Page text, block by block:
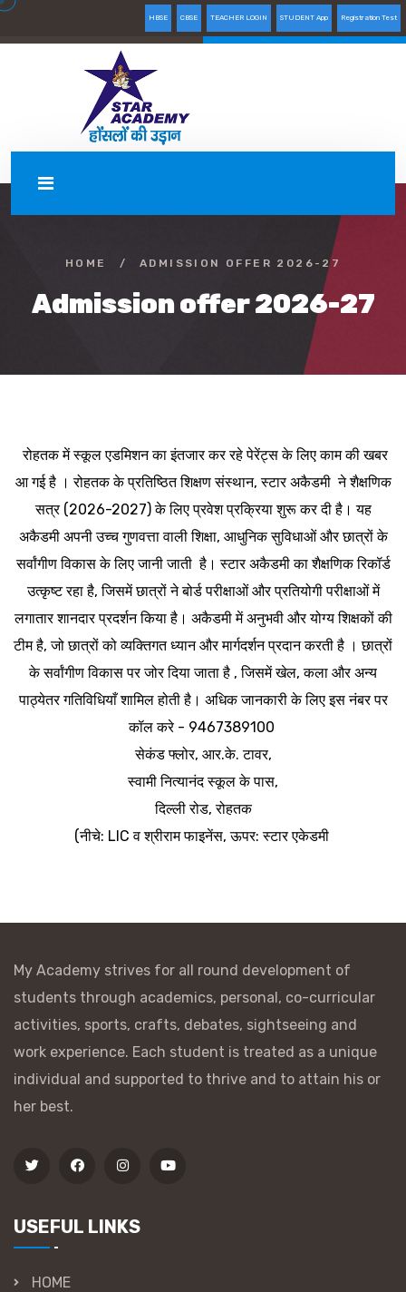
HBSE CBSE TEACHER LOGIN STUDENT App Registration Test
HOME / ADMISSION OFFER 2026-27
Admission offer 2026-27
रोहतक में स्कूल एडमिशन का इंतजार कर रहे पेरेंट्स के लिए काम की खबर
आ गई है । रोहतक के प्रतिष्ठित शिक्षण संस्थान, स्टार अकैडमी ने शैक्षणिक
सत्र (2026-2027) के लिए प्रवेश प्रक्रिया शुरू कर दी है। यह
अकैडमी अपनी उच्च गुणवत्ता वाली शिक्षा, आधुनिक सुविधाओं और छात्रों के
सर्वांगीण विकास के लिए जानी जाती है। स्टार अकैडमी का शैक्षणिक रिकॉर्ड
उत्कृष्ट रहा है, जिसमें छात्रों ने बोर्ड परीक्षाओं और प्रतियोगी परीक्षाओं में
लगातार शानदार प्रदर्शन किया है। अकैडमी में अनुभवी और योग्य शिक्षकों की
टीम है, जो छात्रों को व्यक्तिगत ध्यान और मार्गदर्शन प्रदान करती है । छात्रों
के सर्वांगीण विकास पर जोर दिया जाता है , जिसमें खेल, कला और अन्य
पाठ्येतर गतिविधियाँ शामिल होती है। अधिक जानकारी के लिए इस नंबर पर
कॉल करे - 9467389100
सेकंड फ्लोर, आर.के. टावर,
स्वामी नित्यानंद स्कूल के पास,
दिल्ली रोड, रोहतक
(नीचे: LIC व श्रीराम फाइनेंस, ऊपर: स्टार एकेडमी
My Academy strives for all round development of
students through academics, personal, co-curricular
activities, sports, crafts, debates, sightseeing and
work experience. Each student is treated as a unique
individual and supported to thrive and to attain his or
her best.
USEFUL LINKS
HOME